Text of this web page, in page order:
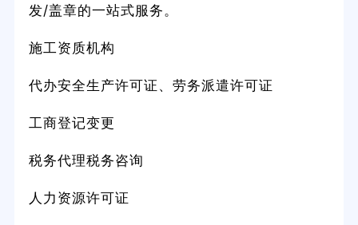
发/盖章的一站式服务。
施工资质机构
代办安全生产许可证、劳务派遣许可证
工商登记变更
税务代理税务咨询
人力资源许可证